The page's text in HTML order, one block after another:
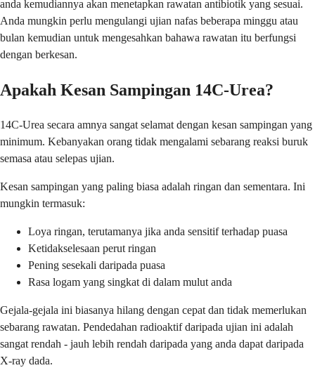
anda kemudiannya akan menetapkan rawatan antibiotik yang sesuai.
Anda mungkin perlu mengulangi ujian nafas beberapa minggu atau
bulan kemudian untuk mengesahkan bahawa rawatan itu berfungsi
dengan berkesan.
Apakah Kesan Sampingan 14C-Urea?
14C-Urea secara amnya sangat selamat dengan kesan sampingan yang
minimum. Kebanyakan orang tidak mengalami sebarang reaksi buruk
semasa atau selepas ujian.
Kesan sampingan yang paling biasa adalah ringan dan sementara. Ini
mungkin termasuk:
Loya ringan, terutamanya jika anda sensitif terhadap puasa
Ketidakselesaan perut ringan
Pening sesekali daripada puasa
Rasa logam yang singkat di dalam mulut anda
Gejala-gejala ini biasanya hilang dengan cepat dan tidak memerlukan
sebarang rawatan. Pendedahan radioaktif daripada ujian ini adalah
sangat rendah - jauh lebih rendah daripada yang anda dapat daripada
X-ray dada.